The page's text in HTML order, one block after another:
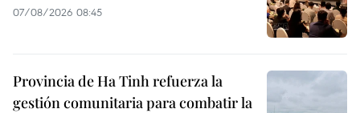
07/08/2026 08:45
Provincia de Ha Tinh refuerza la
gestión comunitaria para combatir la